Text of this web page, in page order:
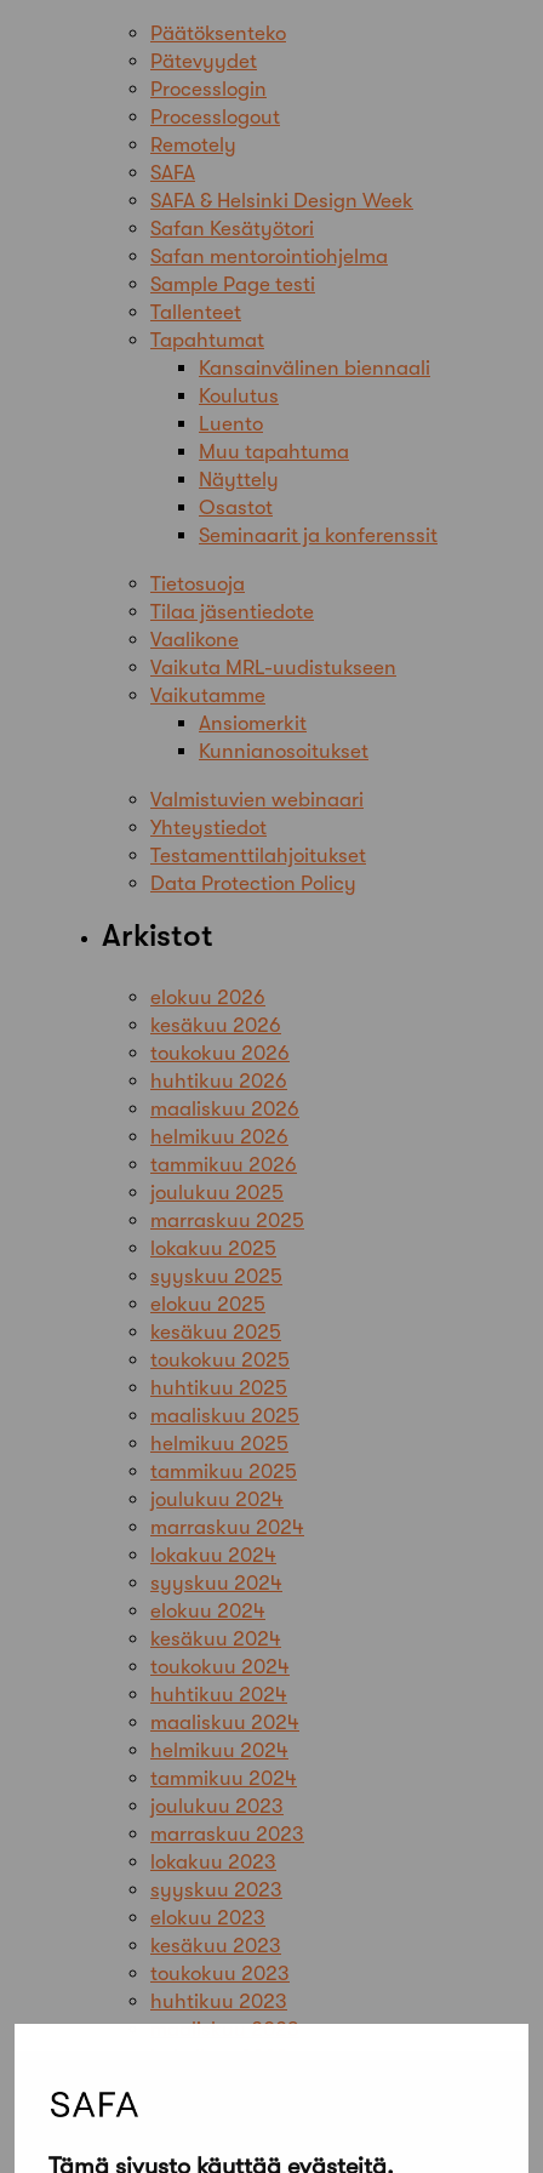
Tämä sivusto käyttää evästeitä.
Päätöksenteko
Pätevyydet
Processlogin
Processlogout
Remotely
SAFA
SAFA & Helsinki Design Week
Safan Kesätyötori
Safan mentorointiohjelma
Sample Page testi
Tallenteet
Tapahtumat
Kansainvälinen biennaali
Koulutus
Luento
Muu tapahtuma
Näyttely
Osastot
Seminaarit ja konferenssit
Tietosuoja
Tilaa jäsentiedote
Vaalikone
Vaikuta MRL-uudistukseen
Vaikutamme
Ansiomerkit
Kunnianosoitukset
Valmistuvien webinaari
Yhteystiedot
Testamenttilahjoitukset
Data Protection Policy
Arkistot
elokuu 2026
kesäkuu 2026
toukokuu 2026
huhtikuu 2026
maaliskuu 2026
helmikuu 2026
tammikuu 2026
joulukuu 2025
marraskuu 2025
lokakuu 2025
syyskuu 2025
elokuu 2025
kesäkuu 2025
toukokuu 2025
huhtikuu 2025
maaliskuu 2025
helmikuu 2025
tammikuu 2025
joulukuu 2024
marraskuu 2024
lokakuu 2024
syyskuu 2024
elokuu 2024
kesäkuu 2024
toukokuu 2024
huhtikuu 2024
maaliskuu 2024
helmikuu 2024
tammikuu 2024
joulukuu 2023
marraskuu 2023
lokakuu 2023
syyskuu 2023
elokuu 2023
kesäkuu 2023
toukokuu 2023
huhtikuu 2023
maaliskuu 2023
lokakuu 2022